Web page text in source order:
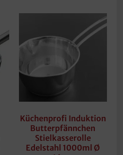
Küchenprofi Induktion
Butterpfännchen
Stielkasserolle
Edelstahl 1000ml Ø